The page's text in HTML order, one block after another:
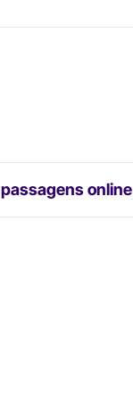
passagens online